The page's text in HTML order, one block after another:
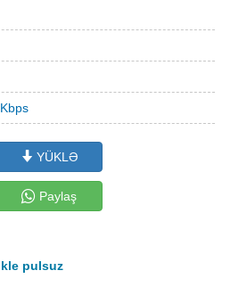
YÜKLƏ
Paylaş
pulsuz